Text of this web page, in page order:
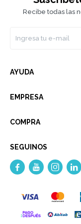
Recibe todas las
AYUDA
EMPRESA
COMPRA
SEGUINOS
   